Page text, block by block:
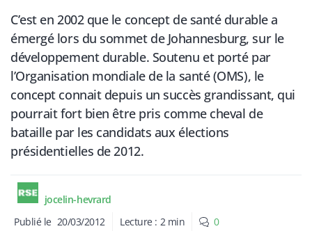
C’est en 2002 que le concept de santé durable a
émergé lors du sommet de Johannesburg, sur le
développement durable. Soutenu et porté par
l’Organisation mondiale de la santé (OMS), le
concept connait depuis un succès grandissant, qui
pourrait fort bien être pris comme cheval de
bataille par les candidats aux élections
présidentielles de 2012.
jocelin-hevrard
Publié le 20/03/2012 Lecture : 2 min 0